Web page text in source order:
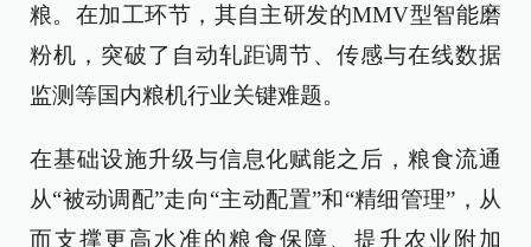
粮。在加工环节，其自主研发的MMV型智能磨
粉机，突破了自动轧距调节、传感与在线数据
监测等国内粮机行业关键难题。
在基础设施升级与信息化赋能之后，粮食流通
从“被动调配”走向“主动配置”和“精细管理”，从
而支撑更高水准的粮食保障、提升农业附加